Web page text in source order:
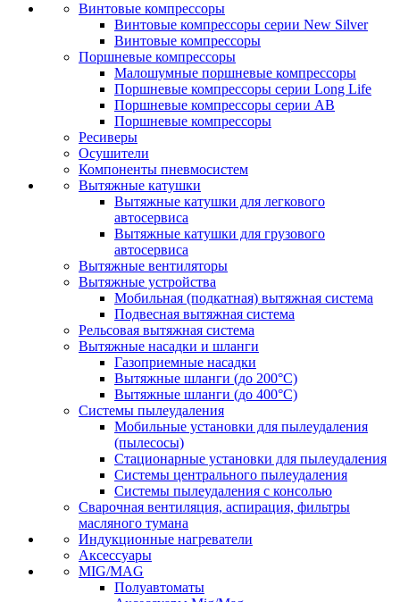
Винтовые компрессоры
Винтовые компрессоры серии New Silver
Винтовые компрессоры
Поршневые компрессоры
Малошумные поршневые компрессоры
Поршневые компрессоры серии Long Life
Поршневые компрессоры серии AB
Поршневые компрессоры
Ресиверы
Осушители
Компоненты пневмосистем
Вытяжные катушки
Вытяжные катушки для легкового
автосервиса
Вытяжные катушки для грузового
автосервиса
Вытяжные вентиляторы
Вытяжные устройства
Мобильная (подкатная) вытяжная система
Подвесная вытяжная система
Рельсовая вытяжная система
Вытяжные насадки и шланги
Газоприемные насадки
Вытяжные шланги (до 200°C)
Вытяжные шланги (до 400°C)
Системы пылеудаления
Мобильные установки для пылеудаления
(пылесосы)
Стационарные установки для пылеудаления
Системы центрального пылеудаления
Системы пылеудаления с консолью
Сварочная вентиляция, аспирация, фильтры
масляного тумана
Индукционные нагреватели
Аксессуары
MIG/MAG
Полуавтоматы